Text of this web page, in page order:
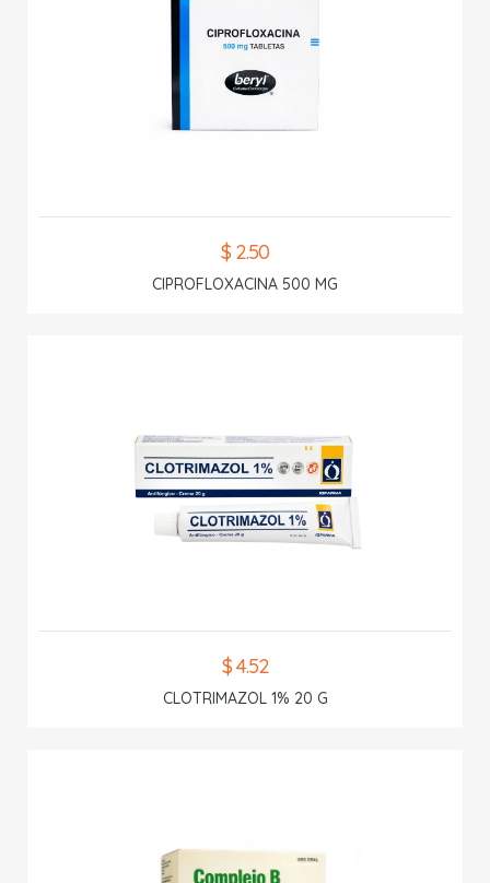
$ 2.50
CIPROFLOXACINA 500 MG
$ 4.52
CLOTRIMAZOL 1% 20 G